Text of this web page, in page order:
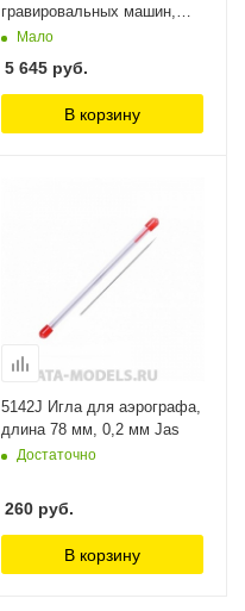
гравировальных машин,
206 предметов Зубр
Мало
5 645 руб.
В корзину
5142J Игла для аэрографа,
длина 78 мм, 0,2 мм Jas
Достаточно
260 руб.
В корзину